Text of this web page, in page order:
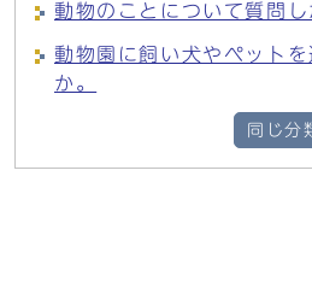
動物のことについて質問し
動物園に飼い犬やペット
か。
同じ分